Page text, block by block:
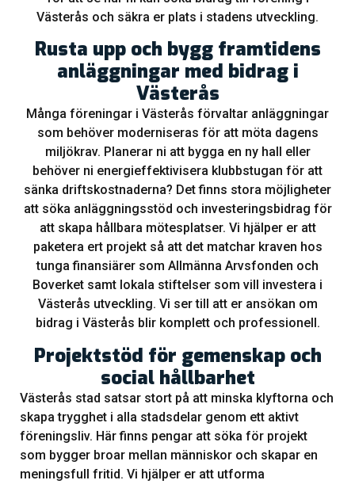
Västerås och säkra er plats i stadens utveckling.
Rusta upp och bygg framtidens
anläggningar med bidrag i
Västerås
Många föreningar i Västerås förvaltar anläggningar
som behöver moderniseras för att möta dagens
miljökrav. Planerar ni att bygga en ny hall eller
behöver ni energieffektivisera klubbstugan för att
sänka driftskostnaderna? Det finns stora möjligheter
att söka anläggningsstöd och investeringsbidrag för
att skapa hållbara mötesplatser. Vi hjälper er att
paketera ert projekt så att det matchar kraven hos
tunga finansiärer som Allmänna Arvsfonden och
Boverket samt lokala stiftelser som vill investera i
Västerås utveckling. Vi ser till att er ansökan om
bidrag i Västerås blir komplett och professionell.
Projektstöd för gemenskap och
social hållbarhet
Västerås stad satsar stort på att minska klyftorna och
skapa trygghet i alla stadsdelar genom ett aktivt
föreningsliv. Här finns pengar att söka för projekt
som bygger broar mellan människor och skapar en
meningsfull fritid. Vi hjälper er att utforma